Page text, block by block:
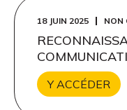
18 JUIN 2025 NON
Y ACCÉDER